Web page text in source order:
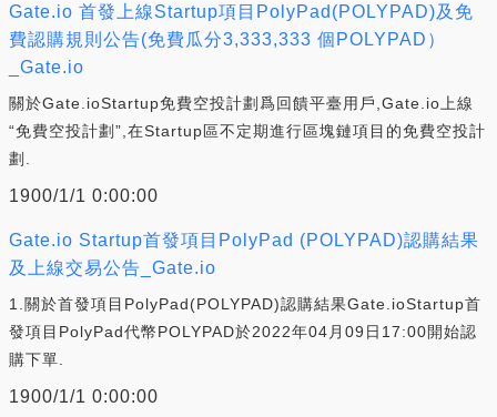
Gate.io 首發上線Startup項目PolyPad(POLYPAD)及免
費認購規則公告(免費瓜分3,333,333 個POLYPAD）
_Gate.io
關於Gate.ioStartup免費空投計劃爲回饋平臺用戶,Gate.io上線
“免費空投計劃”,在Startup區不定期進行區塊鏈項目的免費空投計
劃.
1900/1/1 0:00:00
Gate.io Startup首發項目PolyPad (POLYPAD)認購結果
及上線交易公告_Gate.io
1.關於首發項目PolyPad(POLYPAD)認購結果Gate.ioStartup首
發項目PolyPad代幣POLYPAD於2022年04月09日17:00開始認
購下單.
1900/1/1 0:00:00